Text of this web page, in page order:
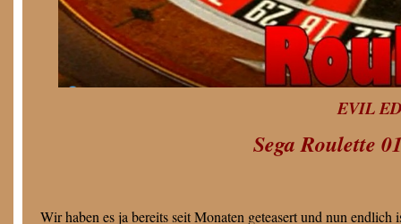
EVIL
Sega Roulette
Wir haben es ja bereits seit Monaten geteasert und nun